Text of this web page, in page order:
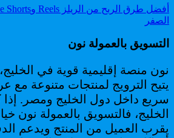
الصفر
التسويق بالعمولة نون
نون منصة إقليمية قوية في
يتيح الترويج لمنتجات متنوعة
سريع داخل دول الخليج ومصر.
الخليج، فالتسويق بالعمولة نون
يقرب العميل من المنتج ويدعم